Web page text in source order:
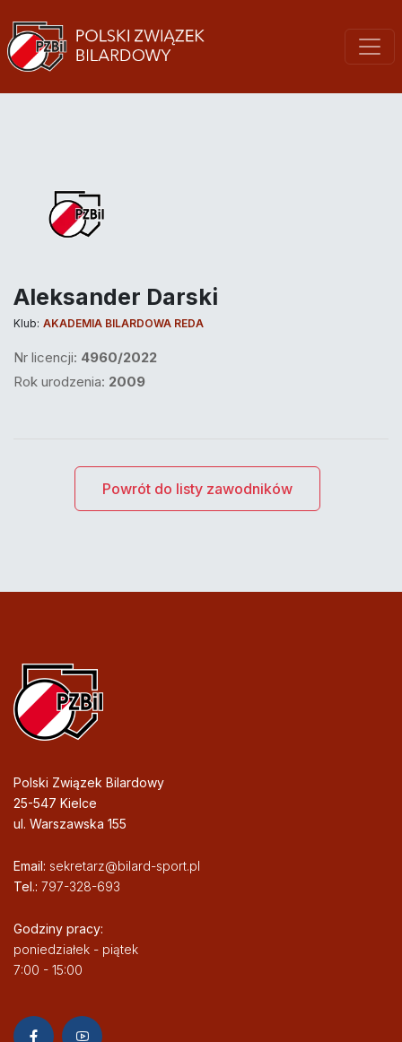
Aleksander Darski
Klub: AKADEMIA BILARDOWA REDA
Nr licencji: 4960/2022
Rok urodzenia: 2009
Powrót do listy zawodników
Polski Związek Bilardowy
25-547 Kielce
ul. Warszawska 155
Email: sekretarz@bilard-sport.pl
Tel.: 797-328-693
Godziny pracy:
poniedziałek - piątek
7:00 - 15:00